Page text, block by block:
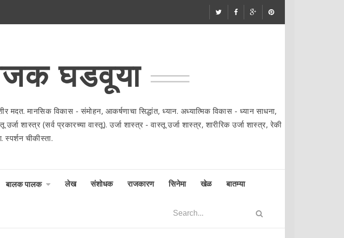
घडवूया
मदत. मानसिक विकास - संमोहन, आकर्षणाचा सिद्धांत, ध्यान. अध्यात्मिक विकास - ध्यान साधना,
शास्त्र (सर्व प्रकारच्या वास्तू). उर्जा शास्त्र - वास्तू उर्जा शास्त्र, शारीरिक उर्जा शास्त्र, रेकी
स्पर्शन चीकीस्ता.
बालक पालक लेख संशोधक राजकारण सिनेमा खेळ बातम्या